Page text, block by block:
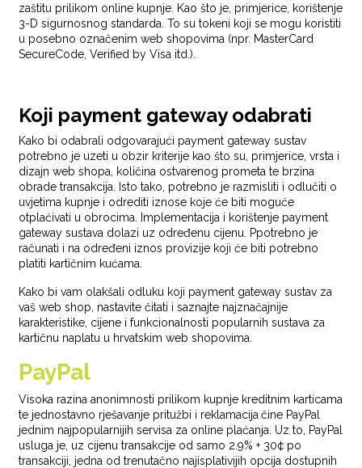
zaštitu prilikom online kupnje. Kao što je, primjerice, korištenje
3-D sigurnosnog standarda. To su tokeni koji se mogu koristiti
u posebno označenim web shopovima (npr. MasterCard
SecureCode, Verified by Visa itd.).
Koji payment gateway odabrati
Kako bi odabrali odgovarajući payment gateway sustav
potrebno je uzeti u obzir kriterije kao što su, primjerice, vrsta i
dizajn web shopa, količina ostvarenog prometa te brzina
obrade transakcija. Isto tako, potrebno je razmisliti i odlučiti o
uvjetima kupnje i odrediti iznose koje će biti moguće
otplaćivati u obrocima. Implementacija i korištenje payment
gateway sustava dolazi uz određenu cijenu. Ppotrebno je
računati i na određeni iznos provizije koji će biti potrebno
platiti kartičnim kućama.
Kako bi vam olakšali odluku koji payment gateway sustav za
vaš web shop, nastavite čitati i saznajte najznačajnije
karakteristike, cijene i funkcionalnosti popularnih sustava za
kartičnu naplatu u hrvatskim web shopovima.
PayPal
Visoka razina anonimnosti prilikom kupnje kreditnim karticama
te jednostavno rješavanje pritužbi i reklamacija čine PayPal
jednim najpopularnijih servisa za online plaćanja. Uz to, PayPal
usluga je, uz cijenu transakcije od samo 2.9% + 30¢ po
transakciji, jedna od trenutačno najisplativijih opcija dostupnih